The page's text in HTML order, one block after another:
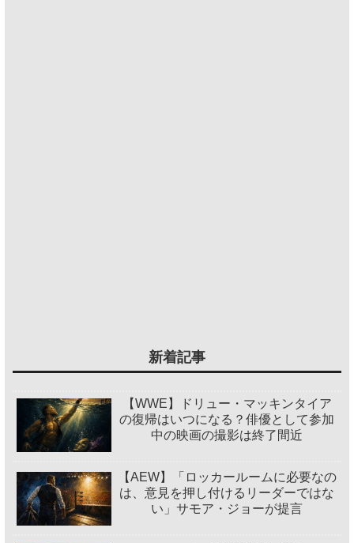
新着記事
【WWE】ドリュー・マッキンタイア
の復帰はいつになる？俳優として参加
中の映画の撮影は終了間近
【AEW】「ロッカールームに必要なの
は、意見を押し付けるリーダーではな
い」サモア・ジョーが提言